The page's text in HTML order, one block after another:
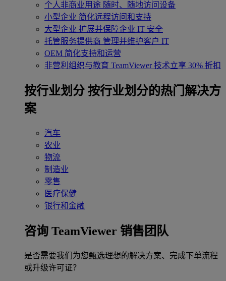
个人非商业用途 随时、随地访问设备
小型企业 简化远程访问和支持
大型企业 扩展并保障企业 IT 安全
托管服务提供商 管理并维护客户 IT
OEM 简化支持和运营
非营利组织与教育 TeamViewer 技术立享 30% 折扣
‌按行业划分 按行业划分的热门解决方
案
汽车
农业
物流
制造业
零售
医疗保健
银行和金融
咨询 TeamViewer 销售团队
是否需要我们为您甄选理想的解决方案、完成下单流程
或升级许可证？